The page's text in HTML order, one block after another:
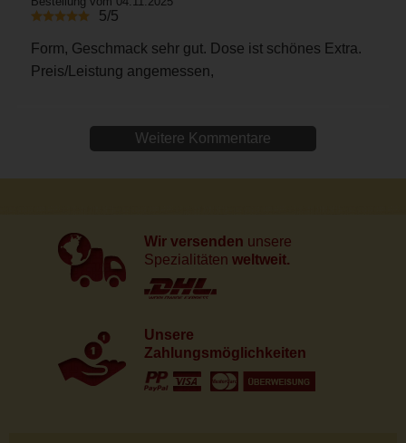
5/5
Form, Geschmack sehr gut. Dose ist schönes Extra.
Preis/Leistung angemessen,
Weitere Kommentare
Wir versenden unsere
Spezialitäten weltweit.
Unsere
Zahlungsmöglichkeiten